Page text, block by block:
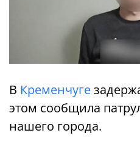
В Кременчуге
этом сообщила
нашего города.